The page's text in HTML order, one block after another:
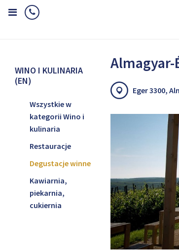
WINO I KULINARIA
(EN)
Wszystkie w
kategorii Wino i
kulinaria
Restauracje
Degustacje winne
Kawiarnia,
piekarnia,
cukiernia
Eger 3300,